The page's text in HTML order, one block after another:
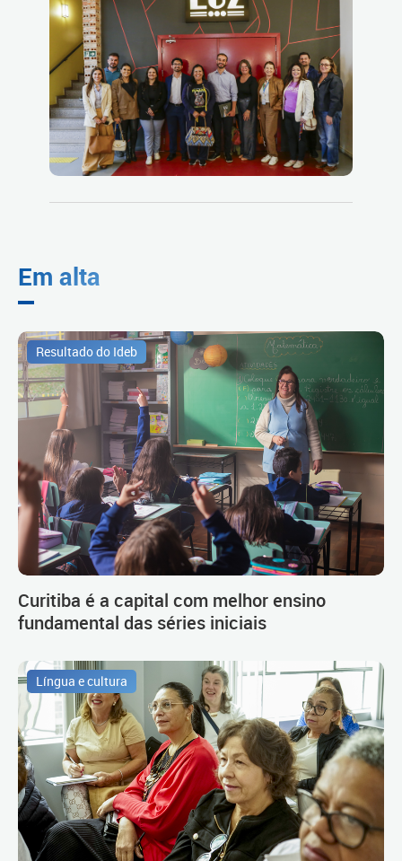
Em alta
Resultado do Ideb
Curitiba é a capital com melhor ensino
fundamental das séries iniciais
Língua e cultura